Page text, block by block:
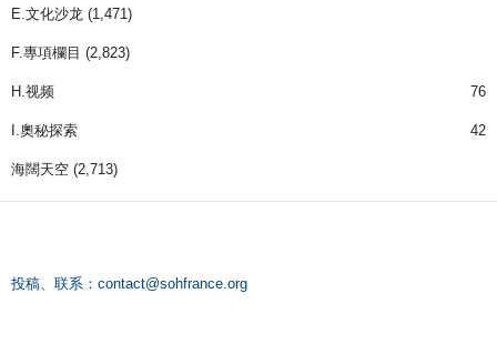
E.文化沙龙 (1,471)
F.專項欄目 (2,823)
H.视频 76
I.奧秘探索 42
海闊天空 (2,713)
投稿、联系： contact@sohfrance.org